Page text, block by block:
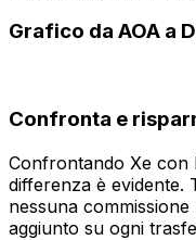
Grafico da AOA a
Confronta e
Confrontando Xe con
differenza è evidente.
nessuna
aggiunto su ogni